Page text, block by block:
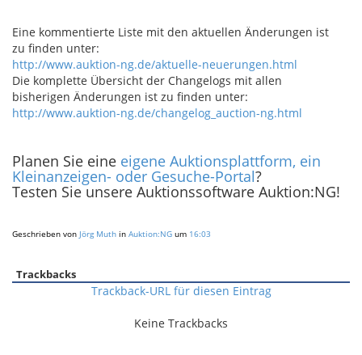
Eine kommentierte Liste mit den aktuellen Änderungen ist
zu finden unter:
http://www.auktion-ng.de/aktuelle-neuerungen.html
Die komplette Übersicht der Changelogs mit allen
bisherigen Änderungen ist zu finden unter:
http://www.auktion-ng.de/changelog_auction-ng.html
Planen Sie eine eigene Auktionsplattform, ein
Kleinanzeigen- oder Gesuche-Portal?
Testen Sie unsere Auktionssoftware Auktion:NG!
Geschrieben von Jörg Muth in Auktion:NG um 16:03
Trackbacks
Trackback-URL für diesen Eintrag
Keine Trackbacks